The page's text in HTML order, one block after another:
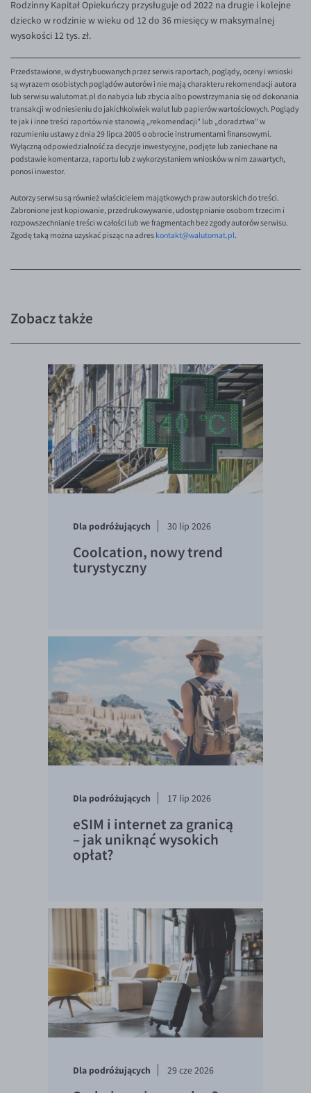
Rodzinny Kapitał Opiekuńczy przysługuje od 2022 na drugie i kolejne
dziecko w rodzinie w wieku od 12 do 36 miesięcy w maksymalnej
wysokości 12 tys. zł.
Przedstawione, w dystrybuowanych przez serwis raportach, poglądy, oceny i wnioski
są wyrazem osobistych poglądów autorów i nie mają charakteru rekomendacji autora
lub serwisu walutomat.pl do nabycia lub zbycia albo powstrzymania się od dokonania
transakcji w odniesieniu do jakichkolwiek walut lub papierów wartościowych. Poglądy
te jak i inne treści raportów nie stanowią „rekomendacji" lub „doradztwa" w
rozumieniu ustawy z dnia 29 lipca 2005 o obrocie instrumentami finansowymi.
Wyłączną odpowiedzialność za decyzje inwestycyjne, podjęte lub zaniechane na
podstawie komentarza, raportu lub z wykorzystaniem wniosków w nim zawartych,
ponosi inwestor.
Autorzy serwisu są również właścicielem majątkowych praw autorskich do treści.
Zabronione jest kopiowanie, przedrukowywanie, udostępnianie osobom trzecim i
rozpowszechnianie treści w całości lub we fragmentach bez zgody autorów serwisu.
Zgodę taką można uzyskać pisząc na adres kontakt@walutomat.pl.
Zobacz także
Dla podróżujących 30 lip 2026
Coolcation, nowy trend
turystyczny
Dla podróżujących 17 lip 2026
eSIM i internet za granicą
– jak uniknąć wysokich
opłat?
Dla podróżujących 29 cze 2026